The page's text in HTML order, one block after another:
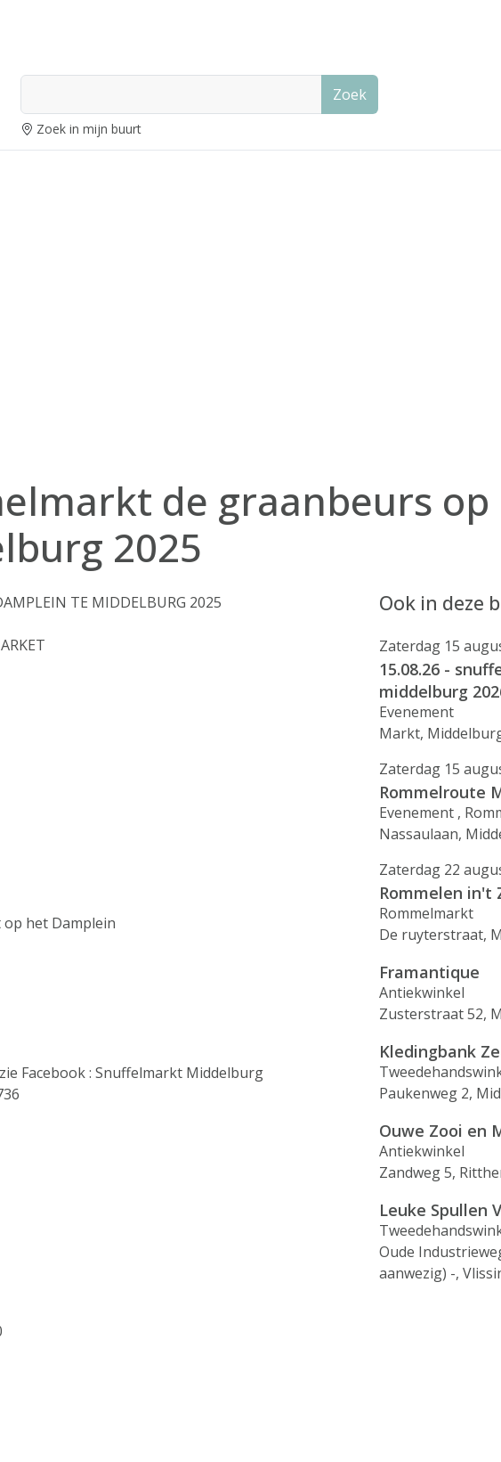
Zoek
Zoek in mijn buurt
de graanbeurs
2025
TE MIDDELBURG 2025
op het Damplein
Facebook : Snuffelmarkt Middelburg
Ook in deze
Zaterdag 15
15.08.26 -
middelburg
Evenement
Markt,
Zaterdag 15
Rommelroute
Evenement ,
Nassaulaan,
Zaterdag 22
Rommelen in't
Rommelmarkt
De ruyterstraat,
Framantique
Antiekwinkel
Zusterstraat 52,
Kledingbank
Paukenweg 2,
Ouwe Zooi en
Antiekwinkel
Zandweg 5,
Leuke Spullen
Oude
aanwezig) -,